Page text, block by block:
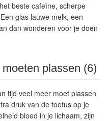
beste cafeïne, scherpe
glas lauwe melk, een
dan wonderen voor je doen
plassen (6)
tijd veel meer moet plassen
druk van de foetus op je
bloed in je lichaam, zijn